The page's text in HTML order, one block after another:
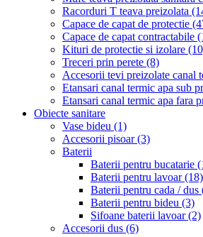
Racorduri T teava preizolata
Capace de capat de protectie
Capace de capat contractabile
Kituri de protectie si izolare
Treceri prin perete (8)
Accesorii tevi preizolate canal
Etansari canal termic apa sub
Etansari canal termic apa fara
Obiecte sanitare
Vase bideu (1)
Accesorii pisoar(3)
Baterii
Baterii pentru bucatarie
Baterii pentru lavoar(18)
Baterii pentru cada / dus
Baterii pentru bideu (3)
Sifoane baterii lavoar(2)
Accesorii dus (6)